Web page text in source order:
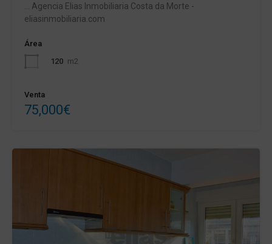
... Agencia Elias Inmobiliaria Costa da Morte -
eliasinmobiliaria.com
Área
120 m2
Venta
75,000€